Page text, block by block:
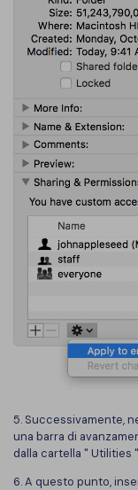
5. Successivamente,
una barra di
dalla cartella " Utilities
6. A questo punto,